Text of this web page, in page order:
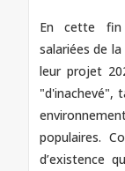
En cette fin
salariées de
leur projet
"d'inachevé",
populaires.
d’existence